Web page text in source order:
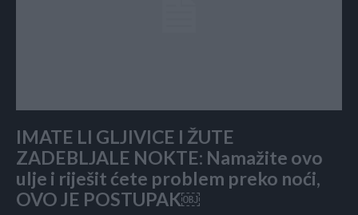
IMATE LI GLJIVICE I ŽUTE
ZADEBLJALE NOKTE: Namažite ovo
ulje i riješit ćete problem preko noći,
OVO JE POSTUPAK￼